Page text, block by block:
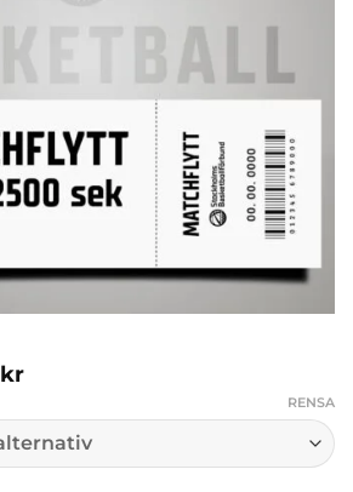
krPrisintervall:
till
2,500 kr
RENSA